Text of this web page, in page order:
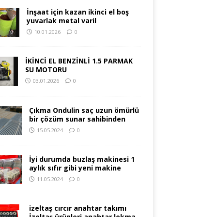
İnşaat için kazan ikinci el boş
yuvarlak metal varil
10.01.2026 0
İKİNCİ EL BENZİNLİ 1.5 PARMAK
SU MOTORU
03.01.2026 0
Çıkma Ondulin saç uzun ömürlü
bir çözüm sunar sahibinden
15.05.2024 0
İyi durumda buzlaş makinesi 1
aylık sıfır gibi yeni makine
11.05.2024 0
izeltaş cırcır anahtar takımı